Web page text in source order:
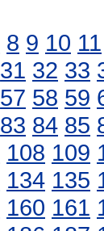
8 9 10 11
31 32 33
57 58 59
83 84 85
108 109
134 135
160 161